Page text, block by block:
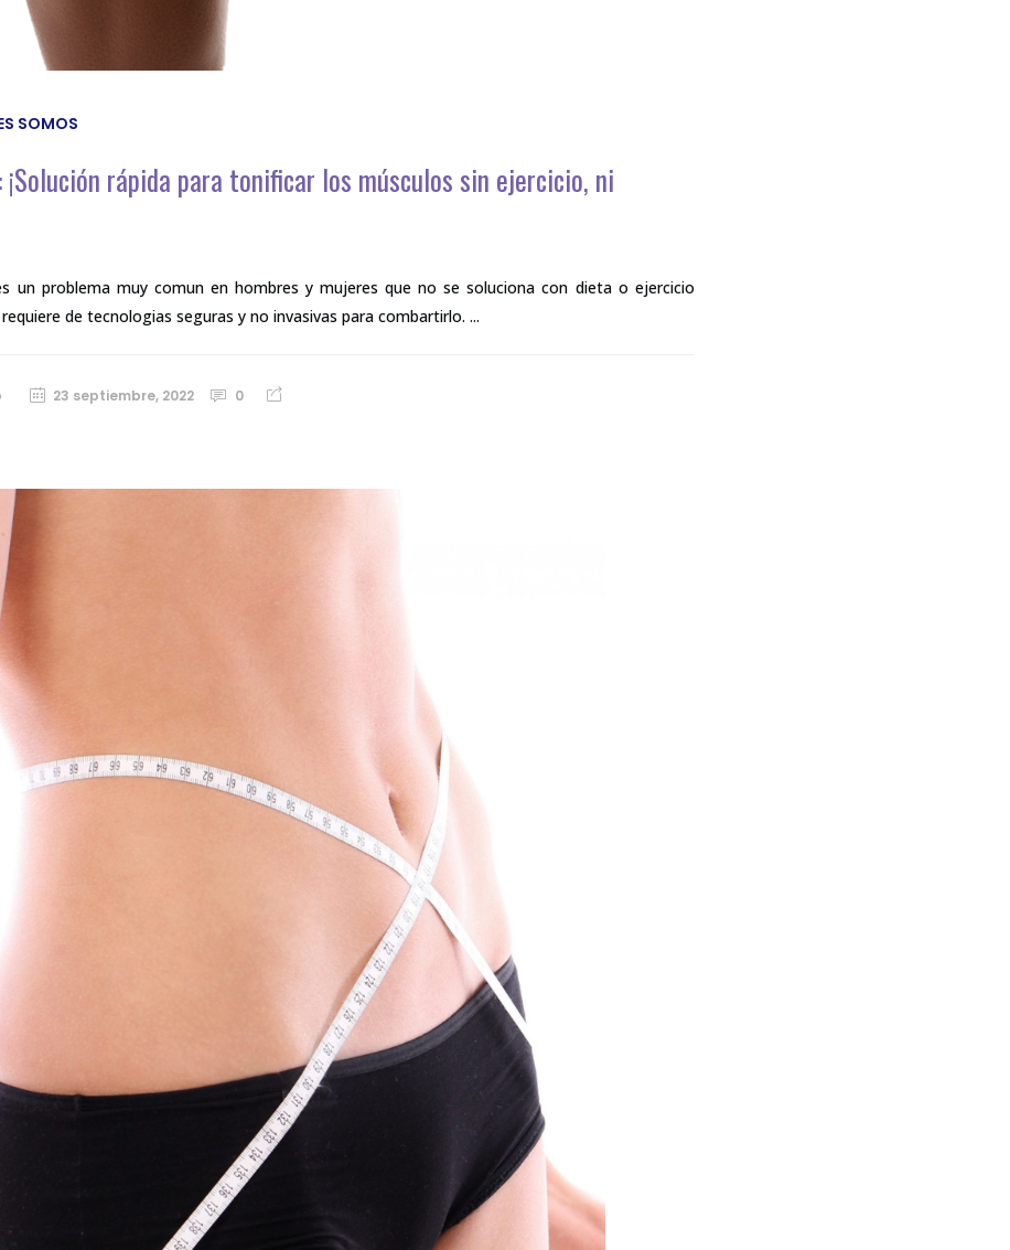
SOMOS
¡Solución rápida para tonificar los músculos sin ejercicio, ni
un problema muy comun en hombres y mujeres que no se soluciona con dieta o ejercicio
de tecnologias seguras y no invasivas para combartirlo. ...
23 septiembre, 2022 0